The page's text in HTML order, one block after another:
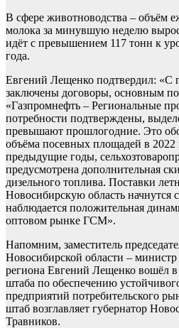
В сфере животноводства – объём
молока за минувшую неделю
идёт с превышением 117 тонн к
года.
Евгений Лещенко подтвердил: «С
заключены договоры, основным
«Газпромнефть – Региональные
потребности подтверждены,
превышают прошлогодние. Это
объёма посевных площадей в 2022
предыдущие годы,
предусмотрена дополнительная
дизельного топлива. Поставки
Новосибирскую область начнутся
наблюдается положительная
оптовом рынке ГСМ».
Напомним, заместитель
Новосибирской области – министр
региона Евгений Лещенко вошёл в
штаба по обеспечению
предприятий потребительского
штаб возглавляет губернатор
Травников.